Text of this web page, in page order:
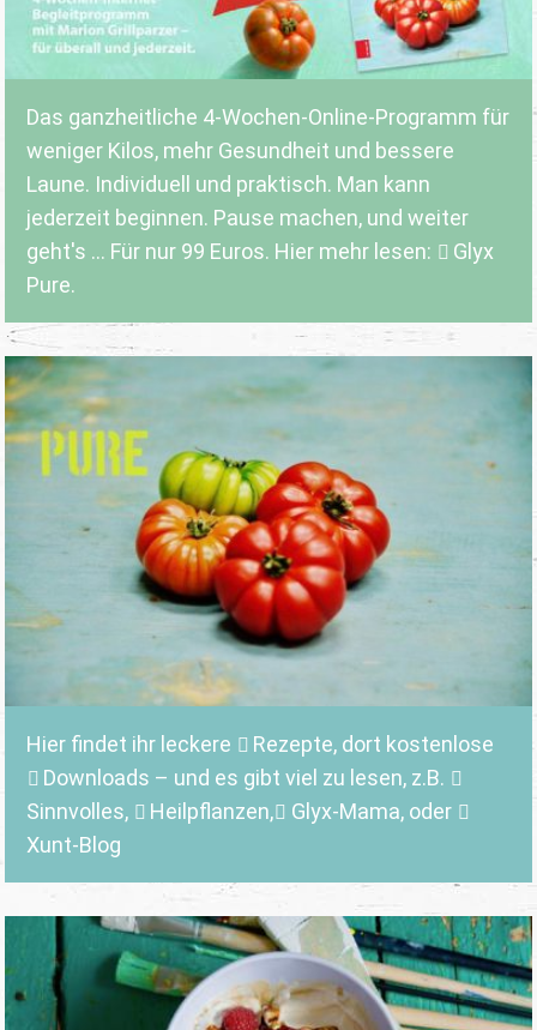
Das ganzheitliche 4-Wochen-Online-Programm für
weniger Kilos, mehr Gesundheit und bessere
Laune. Individuell und praktisch. Man kann
jederzeit beginnen. Pause machen, und weiter
geht's ... Für nur 99 Euros. Hier mehr lesen:
Glyx
Pure.
Hier findet ihr leckere Rezepte, dort kostenlose
Downloads – und es gibt viel zu lesen, z.B.
Sinnvolles, Heilpflanzen, Glyx-Mama,oder
Xunt-Blog